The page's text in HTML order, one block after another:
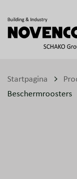
Startpagina
Beschermroosters